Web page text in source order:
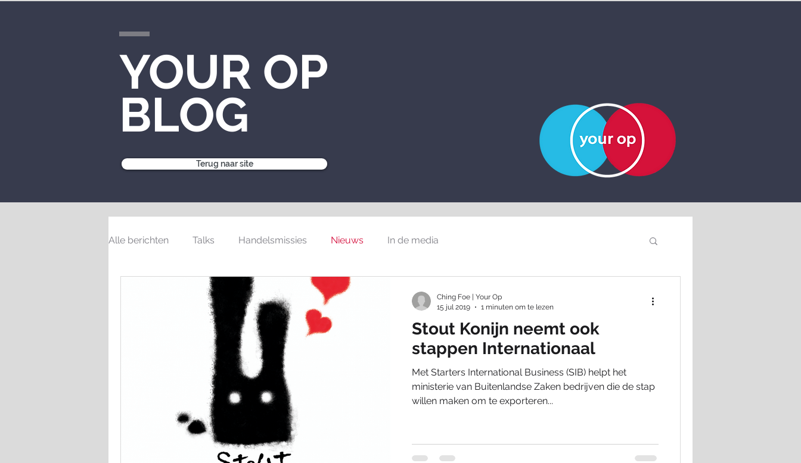
Terug naar site
YOUR OP
BLOG
Alle berichten Talks Handelsmissies Nieuws In de media
Stout Konijn neemt ook
stappen Internationaal
Met Starters International Business (SIB) helpt het
ministerie van Buitenlandse Zaken bedrijven die de stap
willen maken om te exporteren...
Ching Foe | Your Op
15 jul 2019
1 minuten om te lezen